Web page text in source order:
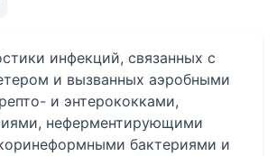
инфекций, связанных с
и вызванных аэробными
и энтерококками,
неферментирующими
бактериями и